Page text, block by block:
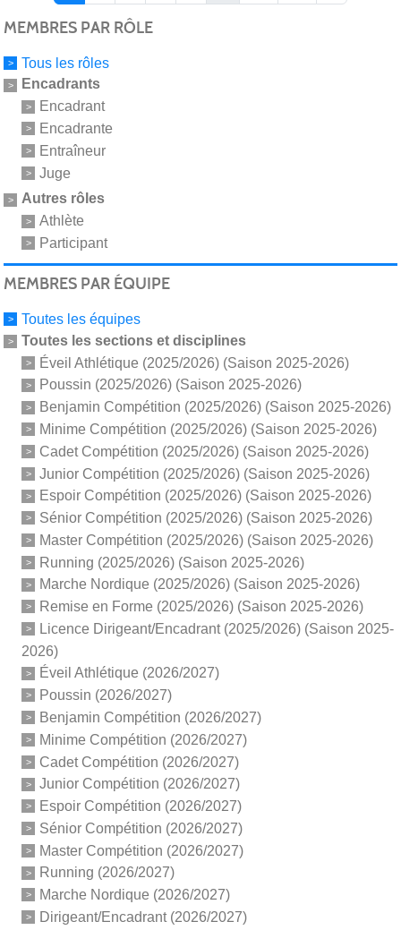
MEMBRES PAR RÔLE
Tous les rôles
Encadrants
Encadrant
Encadrante
Entraîneur
Juge
Autres rôles
Athlète
Participant
MEMBRES PAR ÉQUIPE
Toutes les équipes
Toutes les sections et disciplines
Éveil Athlétique (2025/2026) (Saison 2025-2026)
Poussin (2025/2026) (Saison 2025-2026)
Benjamin Compétition (2025/2026) (Saison 2025-2026)
Minime Compétition (2025/2026) (Saison 2025-2026)
Cadet Compétition (2025/2026) (Saison 2025-2026)
Junior Compétition (2025/2026) (Saison 2025-2026)
Espoir Compétition (2025/2026) (Saison 2025-2026)
Sénior Compétition (2025/2026) (Saison 2025-2026)
Master Compétition (2025/2026) (Saison 2025-2026)
Running (2025/2026) (Saison 2025-2026)
Marche Nordique (2025/2026) (Saison 2025-2026)
Remise en Forme (2025/2026) (Saison 2025-2026)
Licence Dirigeant/Encadrant (2025/2026) (Saison 2025-
2026)
Éveil Athlétique (2026/2027)
Poussin (2026/2027)
Benjamin Compétition (2026/2027)
Minime Compétition (2026/2027)
Cadet Compétition (2026/2027)
Junior Compétition (2026/2027)
Espoir Compétition (2026/2027)
Sénior Compétition (2026/2027)
Master Compétition (2026/2027)
Running (2026/2027)
Marche Nordique (2026/2027)
Dirigeant/Encadrant (2026/2027)